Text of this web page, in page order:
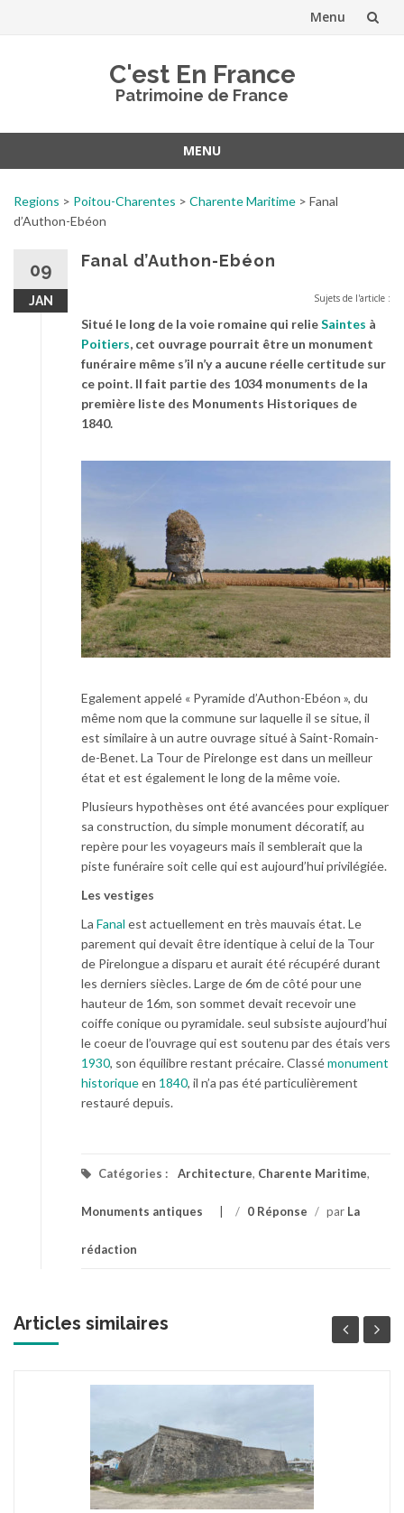
Menu
C'est En France
Patrimoine de France
MENU
contenu
Regions > Poitou-Charentes > Charente Maritime > Fanal
d’Authon-Ebéon
09
JAN
Fanal d’Authon-Ebéon
Sujets de l'article :
Situé le long de la voie romaine qui relieSaintes à
Poitiers, cet ouvrage pourrait être un monument
funéraire même s’il n’y a aucune réelle certitude sur
ce point. Il fait partie des 1034 monuments de la
première liste des Monuments Historiques de
1840.
Egalement appelé « Pyramide d’Authon-Ebéon », du
même nom que la commune sur laquelle il se situe, il
est similaire à un autre ouvrage situé à Saint-Romain-
de-Benet. La Tour de Pirelonge est dans un meilleur
état et est également le long de la même voie.
Plusieurs hypothèses ont été avancées pour expliquer
sa construction, du simple monument décoratif, au
repère pour les voyageurs mais il semblerait que la
piste funéraire soit celle qui est aujourd’hui privilégiée.
Les vestiges
La Fanal est actuellement en très mauvais état. Le
parement qui devait être identique à celui de la Tour
de Pirelongue a disparu et aurait été récupéré durant
les derniers siècles. Large de 6m de côté pour une
hauteur de 16m, son sommet devait recevoir une
coiffe conique ou pyramidale. seul subsiste aujourd’hui
le coeur de l’ouvrage qui est soutenu par des étais vers
1930, son équilibre restant précaire. Classémonument
historiqueen 1840, il n’a pas été particulièrement
restauré depuis.
Catégories : Architecture, Charente Maritime,
Monuments antiques / 0 Réponse / par La
rédaction
Articles similaires